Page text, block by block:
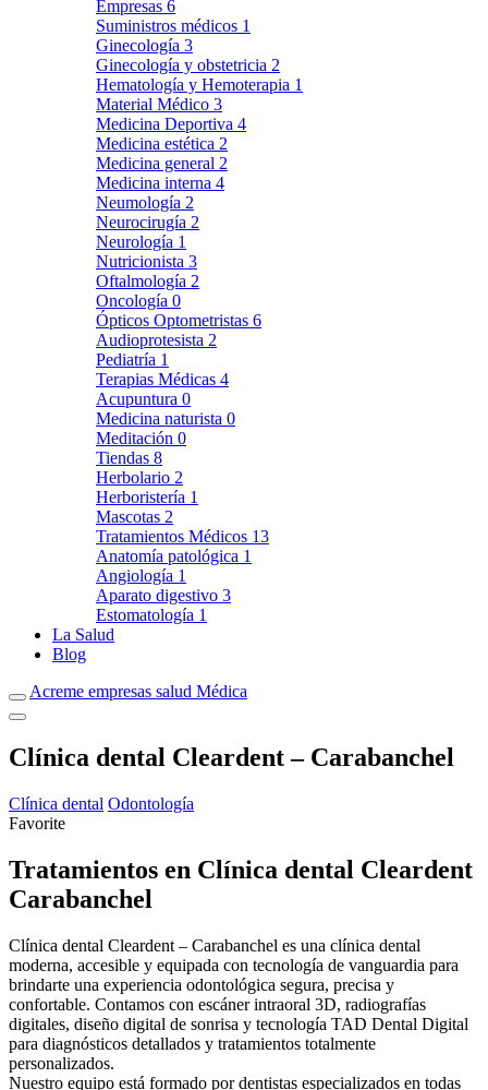
Empresas 6
Suministros médicos 1
Ginecología 3
Ginecología y obstetricia 2
Hematología y Hemoterapia 1
Material Médico 3
Medicina Deportiva 4
Medicina estética 2
Medicina general 2
Medicina interna 4
Neumología 2
Neurocirugía 2
Neurología 1
Nutricionista 3
Oftalmología 2
Oncología 0
Ópticos Optometristas 6
Audioprotesista 2
Pediatría 1
Terapias Médicas 4
Acupuntura 0
Medicina naturista 0
Meditación 0
Tiendas 8
Herbolario 2
Herboristería 1
Mascotas 2
Tratamientos Médicos 13
Anatomía patológica 1
Angiología 1
Aparato digestivo 3
Estomatología 1
La Salud
Blog
Acreme empresas salud Médica
Clínica dental Cleardent – Carabanchel
Clínica dental Odontología
Favorite
Tratamientos en Clínica dental Cleardent
Carabanchel
Clínica dental Cleardent – Carabanchel es una clínica dental
moderna, accesible y equipada con tecnología de vanguardia para
brindarte una experiencia odontológica segura, precisa y
confortable. Contamos con escáner intraoral 3D, radiografías
digitales, diseño digital de sonrisa y tecnología TAD Dental Digital
para diagnósticos detallados y tratamientos totalmente
personalizados.
Nuestro equipo está formado por dentistas especializados en todas